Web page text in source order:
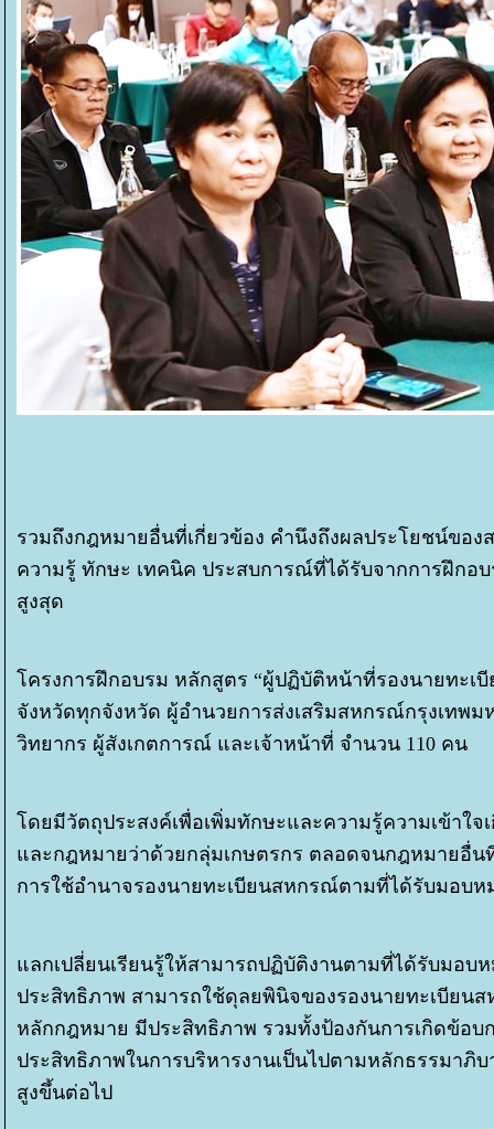
รวมถึงกฎหมายอื่นที่เกี่ยวข้อง คำนึงถึงผลประโยชน์ข
ความรู้ ทักษะ เทคนิค ประสบการณ์ที่ได้รับจากการฝึกอ
สูงสุด
ครงการฝึกอบรม หลักสูตร “ผู้ปฏิบัติหน้าที่รองนายทะ
จังหวัดทุกจังหวัด ผู้อำนวยการส่งเสริมสหกรณ์กรุงเทพ
วิทยากร ผู้สังเกตการณ์ และเจ้าหน้าที่ จำนวน 110 คน
ดยมีวัตถุประสงค์เพื่อเพิ่มทักษะและความรู้ความเข้าใ
ละกฎหมายว่าด้วยกลุ่มเกษตรกร ตลอดจนกฎหมายอื่นที่
การใช้อำนาจรองนายทะเบียนสหกรณ์ตามที่ได้รับมอบ
ลกเปลี่ยนเรียนรู้ให้สามารถปฏิบัติงานตามที่ได้รับมอบ
ประสิทธิภาพ สามารถใช้ดุลยพินิจของรองนายทะเบียน
หลักกฎหมาย มีประสิทธิภาพ รวมทั้งป้องกันการเกิดข้อ
ประสิทธิภาพในการบริหารงานเป็นไปตามหลักธรรมา
สูงขึ้นต่อไป